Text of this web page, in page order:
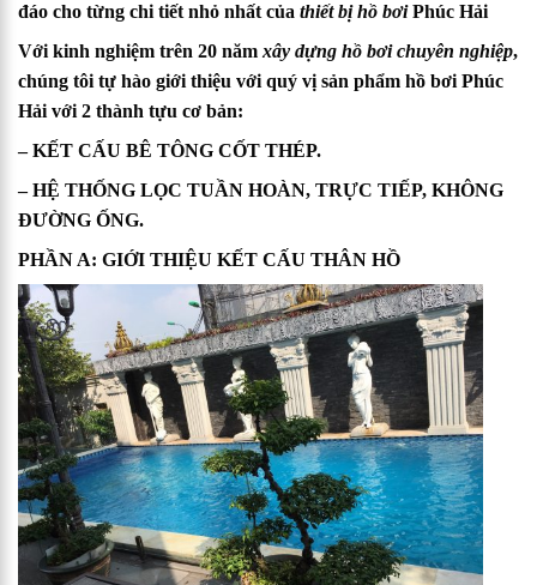
đáo cho từng chi tiết nhỏ nhất của thiết bị hồ bơi Phúc Hải
Với kinh nghiệm trên 20 năm xây dựng hồ bơi chuyên nghiệp,
chúng tôi tự hào giới thiệu với quý vị sản phẩm hồ bơi Phúc
Hải với 2 thành tựu cơ bản:
– KẾT CẤU BÊ TÔNG CỐT THÉP.
– HỆ THỐNG LỌC TUẦN HOÀN, TRỰC TIẾP, KHÔNG
ĐƯỜNG ỐNG.
PHẦN A: GIỚI THIỆU KẾT CẤU THÂN HỒ